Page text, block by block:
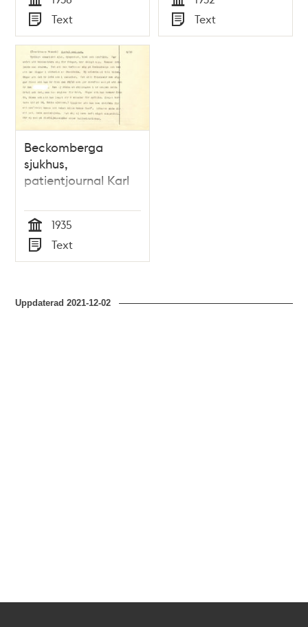
Tid
Typ
Text Tid
Typ
Text
Beckomberga
sjukhus,
patientjournal Karl
Tid
1935
Typ
Text
Uppdaterad2021-12-02